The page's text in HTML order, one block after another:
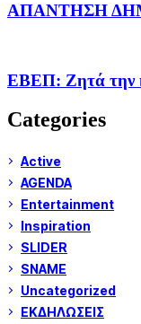
ΑΠΑΝΤΗΣΗ
ΕΒΕΠ: Ζητά την
Categories
Active
AGENDA
Entertainment
Inspiration
SLIDER
SNAME
Uncategorized
ΕΚΔΗΛΩΣΕΙΣ